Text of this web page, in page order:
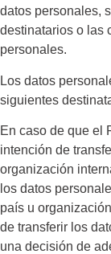
datos personales,
destinatarios o las
personales.
Los datos
siguientes
En caso de que el
intención de
organización
los datos
país u
de transferir los
una decisión de